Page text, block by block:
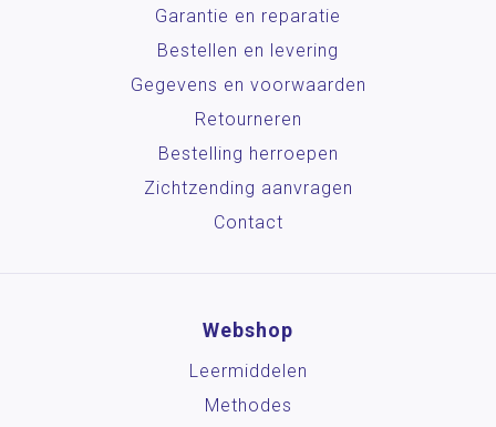
Garantie en reparatie
Bestellen en levering
Gegevens en voorwaarden
Retourneren
Bestelling herroepen
Zichtzending aanvragen
Contact
Webshop
Leermiddelen
Methodes